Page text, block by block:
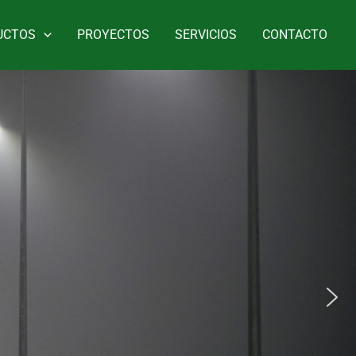
PROYECTOS SERVICIOS CONTACTO